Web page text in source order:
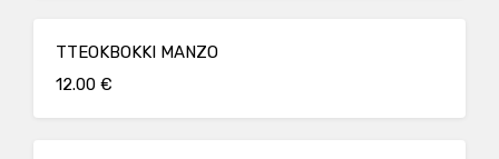
TTEOKBOKKI MANZO
12.00 €